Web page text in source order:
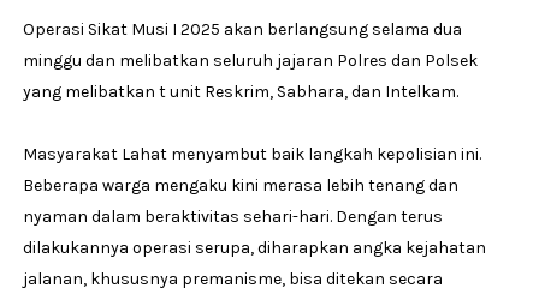
Operasi Sikat Musi I 2025 akan berlangsung selama dua
minggu dan melibatkan seluruh jajaran Polres dan Polsek
yang melibatkan t unit Reskrim, Sabhara, dan Intelkam.
Masyarakat Lahat menyambut baik langkah kepolisian ini.
Beberapa warga mengaku kini merasa lebih tenang dan
nyaman dalam beraktivitas sehari-hari. Dengan terus
dilakukannya operasi serupa, diharapkan angka kejahatan
jalanan, khususnya premanisme, bisa ditekan secara